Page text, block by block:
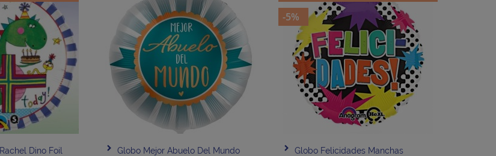
Dino Foil
Globo Mejor Abuelo Del Mundo
Globo Felicidades Manchas
-5%